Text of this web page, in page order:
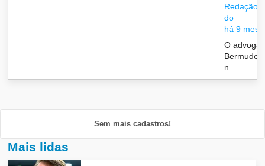
Redação/
do
há 9
O
n...
Sem mais cadastros!
Mais lidas